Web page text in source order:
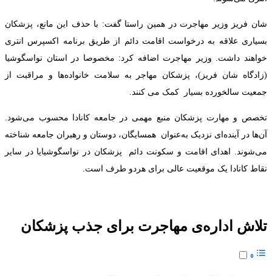
شان فریز وزیر مهاجرت در همین راستا گفت: با حذف این مانع، پزشکان
بسیاری علاقه به درخواست اقامت دائم از طریق برنامه اکسپرس انتری
خواهند داشت. وزیر مهاجرت اضافه کرد: مخصوصا در استان نواسگوشیا
(زادگاه شان فریز)، پزشکان مهاجر به سلامت خانواده‌ها و مراقبت از
جمعیت سالخورده بسیار کمک می کنند.
تخصص و مهارت پزشکان منبع مهمی در جامعه کانادا محسوب می‌شود.
آن‌ها در آینده‌ای نزدیک به‌عنوان همسایگان، دوستان و رهبران جامعه شناخته
می‌شوند. اهدای اقامت و سکونت دائم پزشکان در نواسگوشیایا در سایر
نقاط کانادا یک موقعیت عالی برای هردو طرف است.
تلاش اداره‌ی مهاجرت برای جذب پزشکان